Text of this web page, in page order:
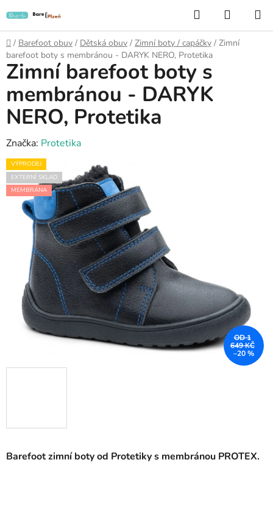
na
obsah
Hledat
KOŠÍK
Domů
/ Barefoot obuv / Dětská obuv / Zimní boty / capáčky / Zimní
barefoot boty s membránou - DARYK NERO, Protetika
Barefoot zimní boty od Protetiky s membránou PROTEX.
Zimní barefoot boty s
membránou - DARYK
NERO, Protetika
Značka: Protetika
VÝPRODEJ
EXTERNÍ SKLAD
MEMBRÁNA
OD 1
649 KČ
–20 %